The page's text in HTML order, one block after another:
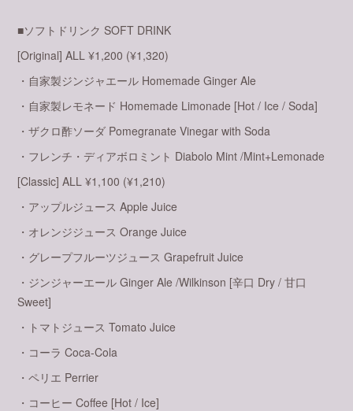
■ソフトドリンク SOFT DRINK
[Original] ALL ¥1,200 (¥1,320)
・自家製ジンジャエール Homemade Ginger Ale
・自家製レモネード Homemade Limonade [Hot / Ice / Soda]
・ザクロ酢ソーダ Pomegranate Vinegar with Soda
・フレンチ・ディアボロミント Diabolo Mint /Mint+Lemonade
[Classic] ALL ¥1,100 (¥1,210)
・アップルジュース Apple Juice
・オレンジジュース Orange Juice
・グレープフルーツジュース Grapefruit Juice
・ジンジャーエール Ginger Ale /Wilkinson [辛口 Dry / 甘口
Sweet]
・トマトジュース Tomato Juice
・コーラ Coca-Cola
・ペリエ Perrier
・コーヒー Coffee [Hot / Ice]